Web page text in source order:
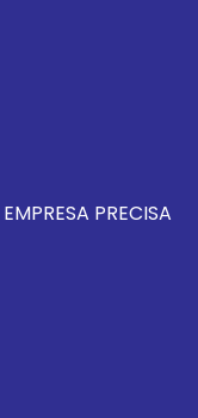
PRECISA